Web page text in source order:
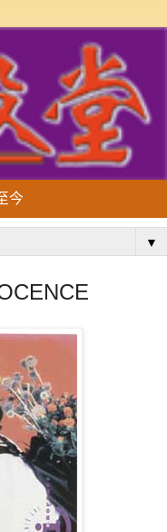
今
▼